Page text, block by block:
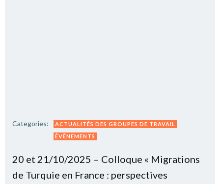
Categories:
ACTUALITÉS DES GROUPES DE TRAVAIL
ÉVÈNEMENTS
20 et 21/10/2025 – Colloque « Migrations
de Turquie en France : perspectives